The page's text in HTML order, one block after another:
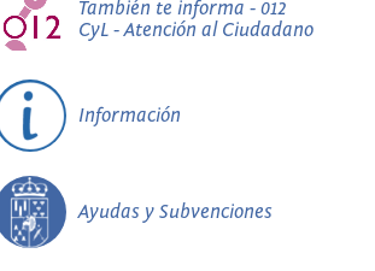
También te informa - 012
CyL - Atención al Ciudadano
Información
Ayudas y Subvenciones